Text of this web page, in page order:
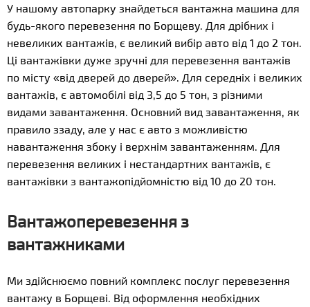
У нашому автопарку знайдеться вантажна машина для
будь-якого перевезення по Борщеву. Для дрібних і
невеликих вантажів, є великий вибір авто від 1 до 2 тон.
Ці вантажівки дуже зручні для перевезення вантажів
по місту «від дверей до дверей». Для середніх і великих
вантажів, є автомобілі від 3,5 до 5 тон, з різними
видами завантаження. Основний вид завантаження, як
правило ззаду, але у нас є авто з можливістю
навантаження збоку і верхнім завантаженням. Для
перевезення великих і нестандартних вантажів, є
вантажівки з вантажопідйомністю від 10 до 20 тон.
Вантажоперевезення з
вантажниками
Ми здійснюємо повний комплекс послуг перевезення
вантажу в Борщеві. Від оформлення необхідних